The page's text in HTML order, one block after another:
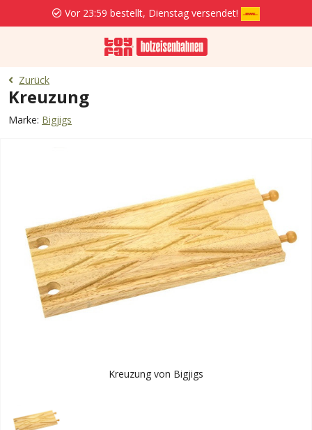
Vor 23:59 bestellt, Dienstag versendet!
Zurück
Kreuzung
Marke: Bigjigs
Kreuzung von Bigjigs